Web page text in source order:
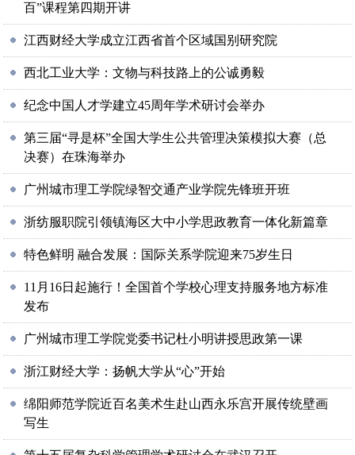
百”课程第四期开讲
江西财经大学成立江西省首个区域国别研究院
西北工业大学：文物与科技路上的公诚勇毅
纪念中国人才学建立45周年学术研讨会举办
第三届“寻是杯”全国大学生公共管理决策模拟大赛（总
决赛）在珠海举办
广州城市理工学院绿智交通产业学院先锋班开班
浙纺服职院引领镇海区大中小学思政教育一体化新篇章
特色鲜明 融合发展：国际关系学院迎来75岁生日
11月16日起施行！全国首个学校心理支持服务地方标准
发布
广州城市理工学院党委书记杜小明讲授思政第一课
浙江财经大学：扬帆大学从“心”开始
绵阳师范学院近百名美术生赴山西永乐宫开展传统壁画
写生